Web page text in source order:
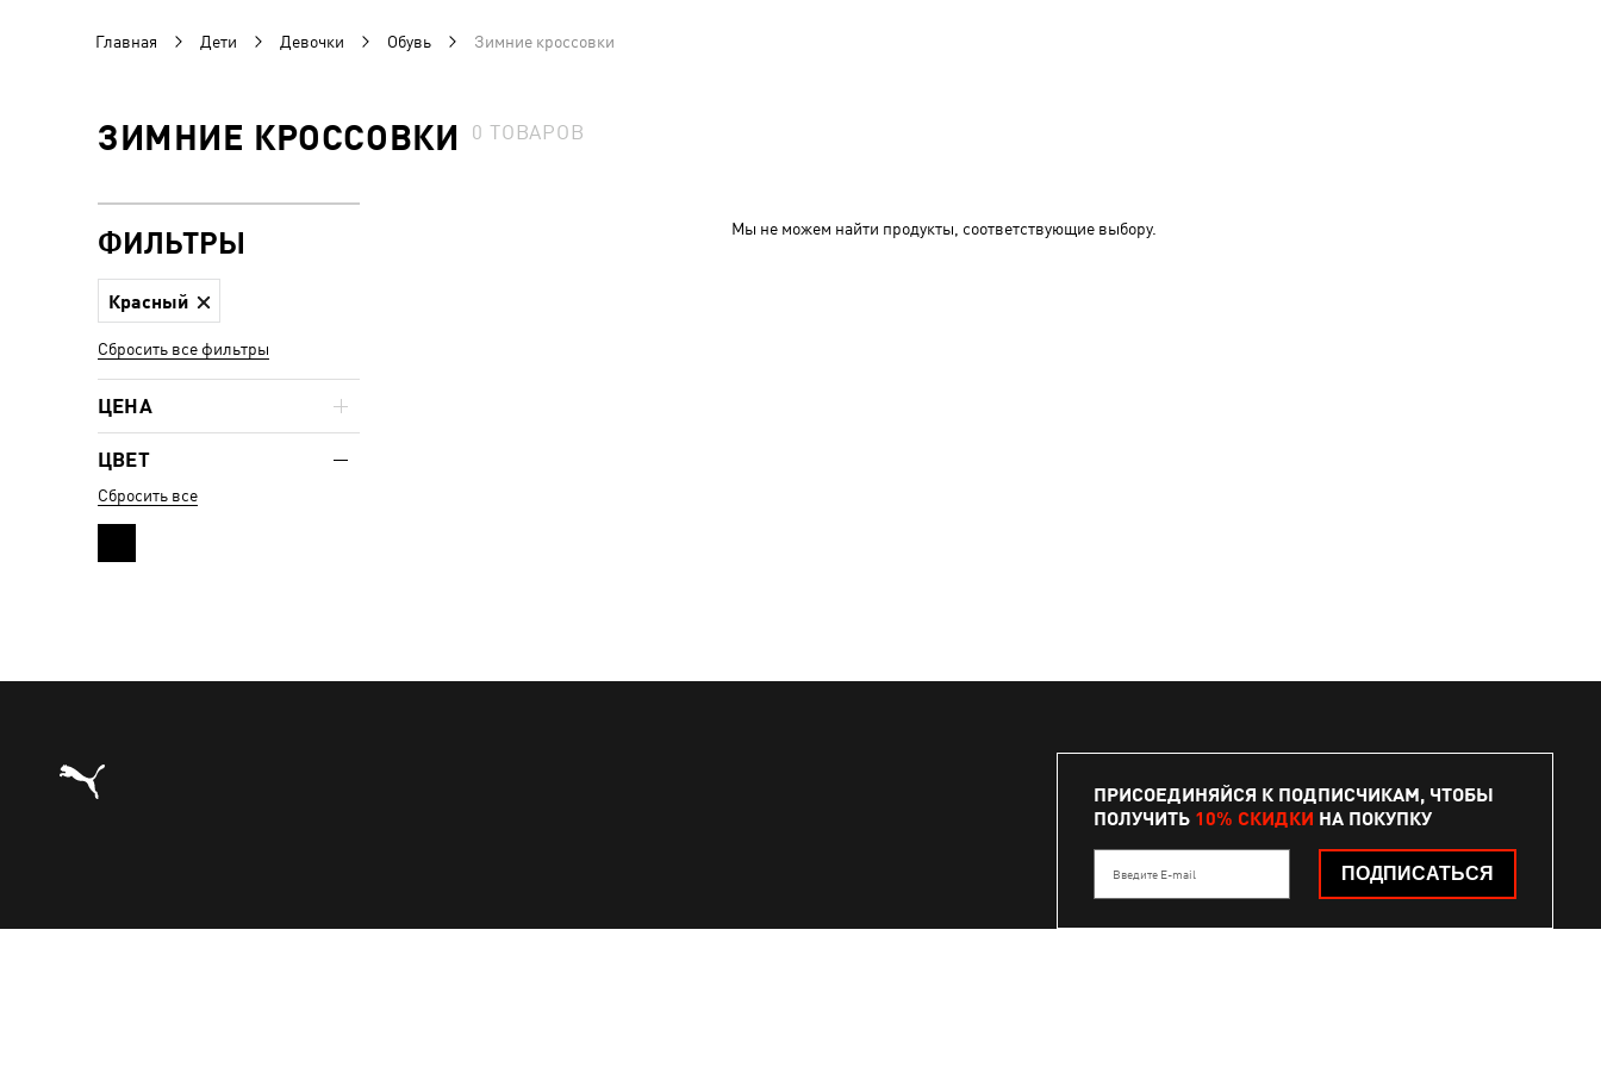
Главная Дети Девочки Обувь Зимние кроссовки
ЗИМНИЕ КРОССОВКИ 0 ТОВАРОВ
Мы не можем найти продукты, соответствующие выбору.
ФИЛЬТРЫ
Красный
Сбросить все фильтры
ЦЕНА
ЦВЕТ
Сбросить все
ПРИСОЕДИНЯЙСЯ К ПОДПИСЧИКАМ, ЧТОБЫ
ПОЛУЧИТЬ 10% СКИДКИ НА ПОКУПКУ
Введите E-mail ПОДПИСАТЬСЯ